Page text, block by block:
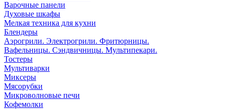
Варочные панели
Духовые шкафы
Мелкая техника для кухни
Блендеры
Аэрогрили. Электрогрили. Фритюрницы.
Вафельницы. Сэндвичницы. Мультипекари.
Тостеры
Мультиварки
Миксеры
Мясорубки
Микроволновые печи
Кофемолки